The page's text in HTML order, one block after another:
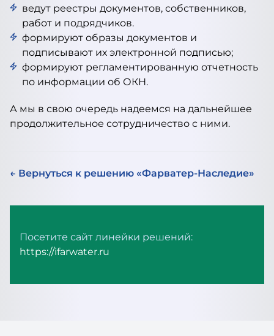
ведут реестры документов, собственников,
работ и подрядчиков.
формируют образы документов и
подписывают их электронной подписью;
формируют регламентированную отчетность
по информации об ОКН.
А мы в свою очередь надеемся на дальнейшее
продолжительное сотрудничество с ними.
← Вернуться к решению «Фарватер-Наследие»
Посетите сайт линейки решений:
https://ifarwater.ru